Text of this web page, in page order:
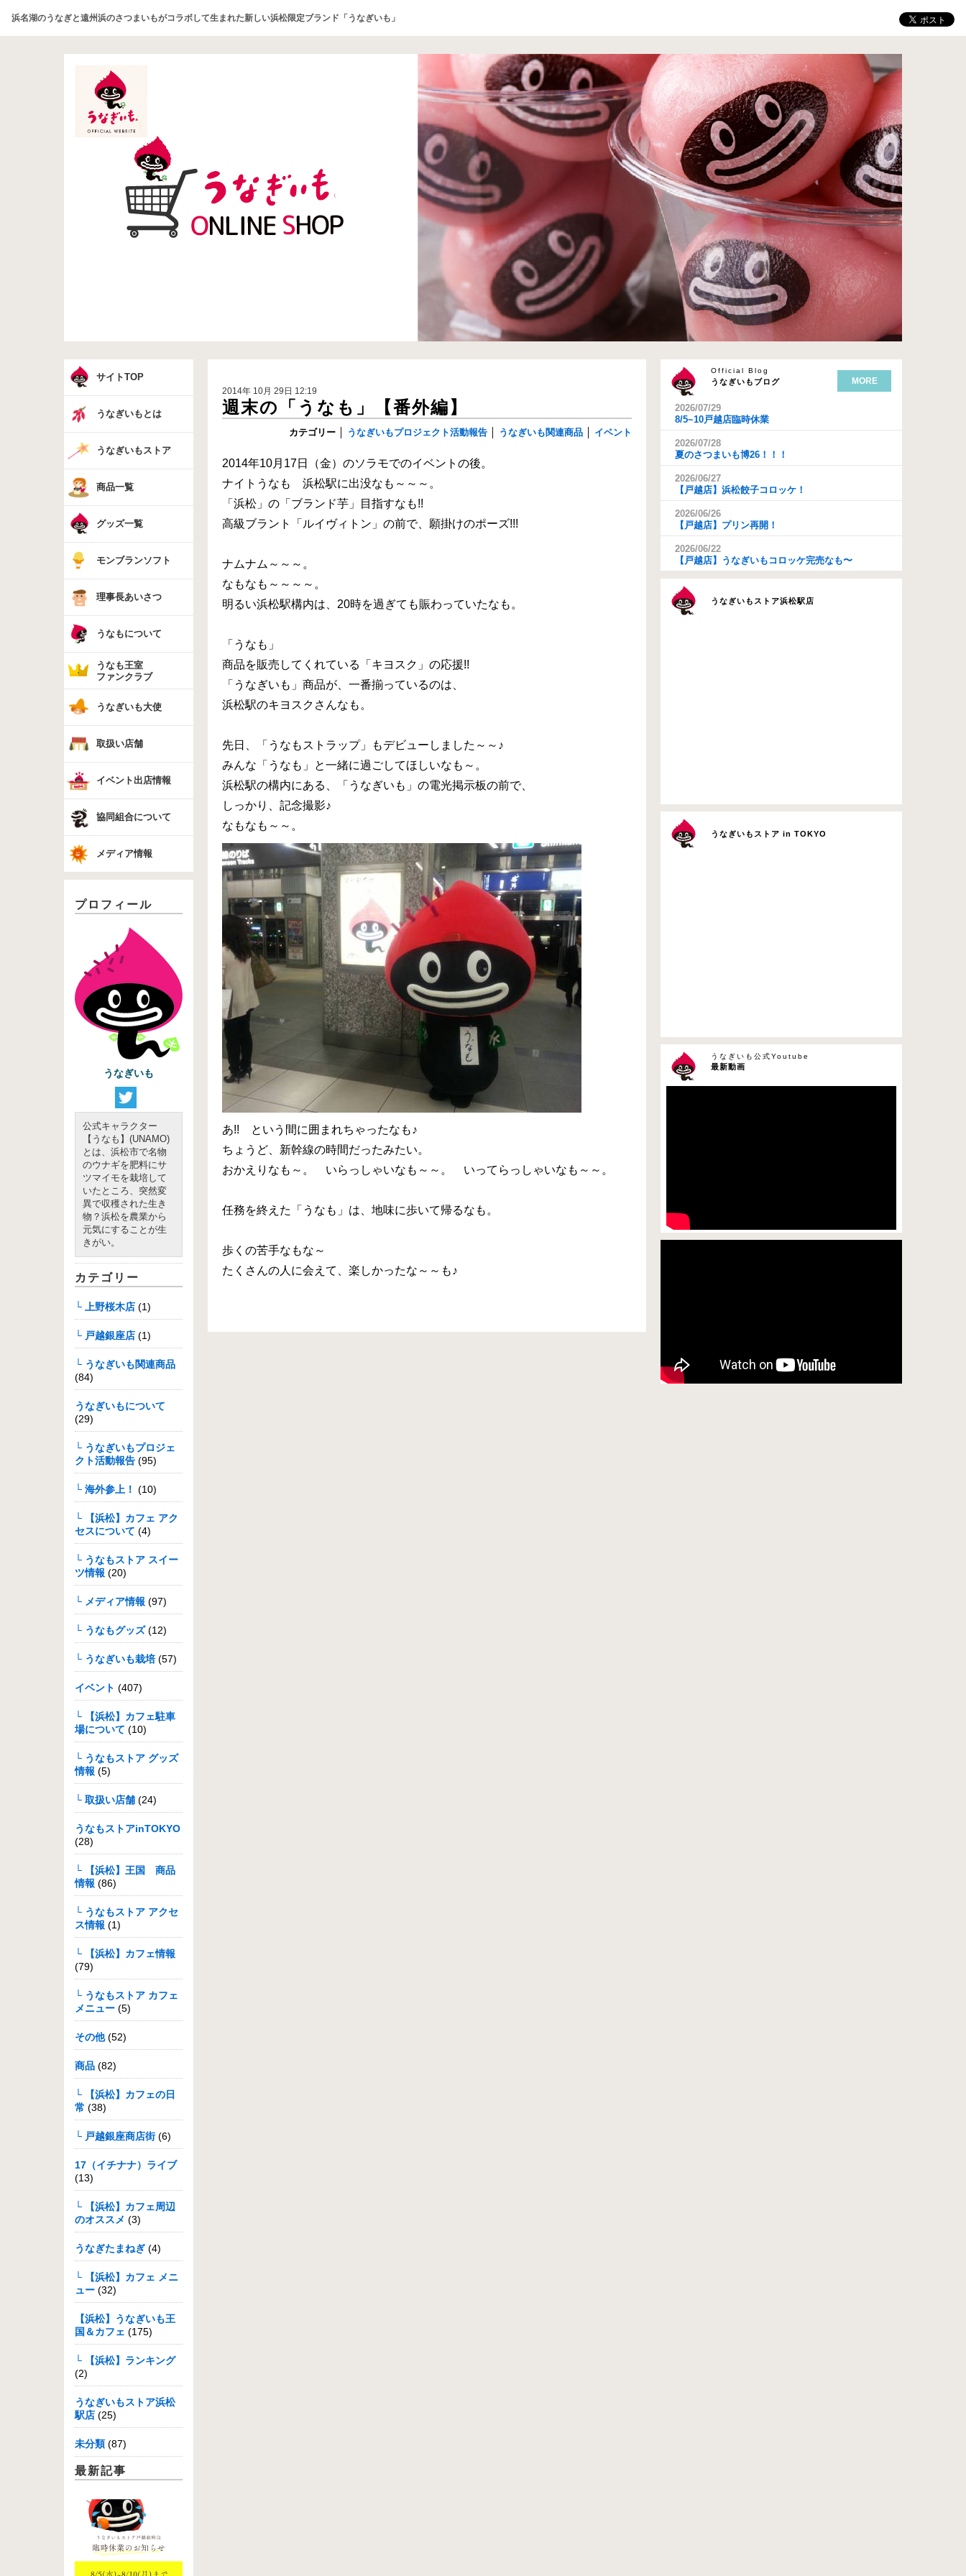
浜名湖のうなぎと遠州浜のさつまいもがコラボして生まれた新しい浜松限定ブランド「うなぎいも」
サイトTOP
うなぎいもとは
うなぎいもストア
商品一覧
グッズ一覧
モンブランソフト
理事長あいさつ
うなもについて
うなも王室
ファンクラブ
うなぎいも大使
取扱い店舗
イベント出店情報
協同組合について
メディア情報
プロフィール
うなぎいも
公式キャラクター
【うなも】(UNAMO)
とは、浜松市で名物
のウナギを肥料にサ
ツマイモを栽培して
いたところ、突然変
異で収穫された生き
物？浜松を農業から
元気にすることが生
きがい。
カテゴリー
└ 上野桜木店 (1)
└ 戸越銀座店 (1)
└ うなぎいも関連商品
(84)
うなぎいもについて
(29)
└ うなぎいもプロジェ
クト活動報告 (95)
└ 海外参上！ (10)
└ 【浜松】カフェ アク
セスについて (4)
└ うなもストア スイー
ツ情報 (20)
└ メディア情報 (97)
└ うなもグッズ(12)
└ うなぎいも栽培(57)
イベント (407)
└ 【浜松】カフェ駐車
場について (10)
└ うなもストア グッズ
情報 (5)
└ 取扱い店舗 (24)
うなもストアinTOKYO
(28)
└ 【浜松】王国 商品
情報 (86)
└ うなもストア アクセ
ス情報 (1)
└ 【浜松】カフェ情報
(79)
└ うなもストア カフェ
メニュー (5)
その他(52)
商品 (82)
└ 【浜松】カフェの日
常 (38)
└ 戸越銀座商店街(6)
17（イチナナ）ライブ
(13)
└ 【浜松】カフェ周辺
のオススメ (3)
うなぎたまねぎ (4)
└ 【浜松】カフェ メニ
ュー (32)
【浜松】うなぎいも王
国＆カフェ (175)
└ 【浜松】ランキング
(2)
うなぎいもストア浜松
駅店 (25)
未分類 (87)
最新記事
2014年 10月 29日 12:19
週末の「うなも」【番外編】
カテゴリー うなぎいもプロジェクト活動報告 うなぎいも関連商品 イベント
2014年10月17日（金）のソラモでのイベントの後。
ナイトうなも 浜松駅に出没なも～～～。
「浜松」の「ブランド芋」目指すなも!!
高級ブラント「ルイヴィトン」の前で、願掛けのポーズ!!!
ナムナム～～～。
なもなも～～～～。
明るい浜松駅構内は、20時を過ぎても賑わっていたなも。
「うなも」
商品を販売してくれている「キヨスク」の応援!!
「うなぎいも」商品が、一番揃っているのは、
浜松駅のキヨスクさんなも。
先日、「うなもストラップ」もデビューしました～～♪
みんな「うなも」と一緒に過ごしてほしいなも～。
浜松駅の構内にある、「うなぎいも」の電光掲示板の前で、
しっかり、記念撮影♪
なもなも～～。
あ!! という間に囲まれちゃったなも♪
ちょうど、新幹線の時間だったみたい。
おかえりなも～。 いらっしゃいなも～～。 いってらっしゃいなも～～。
任務を終えた「うなも」は、地味に歩いて帰るなも。
歩くの苦手なもな～
たくさんの人に会えて、楽しかったな～～も♪
うなぎいもブログ
Official Blog
MORE
2026/07/29
8/5~10戸越店臨時休業
2026/07/28
夏のさつまいも博26！！！
2026/06/27
【戸越店】浜松餃子コロッケ！
2026/06/26
【戸越店】プリン再開！
2026/06/22
【戸越店】うなぎいもコロッケ完売なも〜
うなぎいもストア浜松駅店
うなぎいもストア in TOKYO
最新動画
うなぎいも公式Youtube